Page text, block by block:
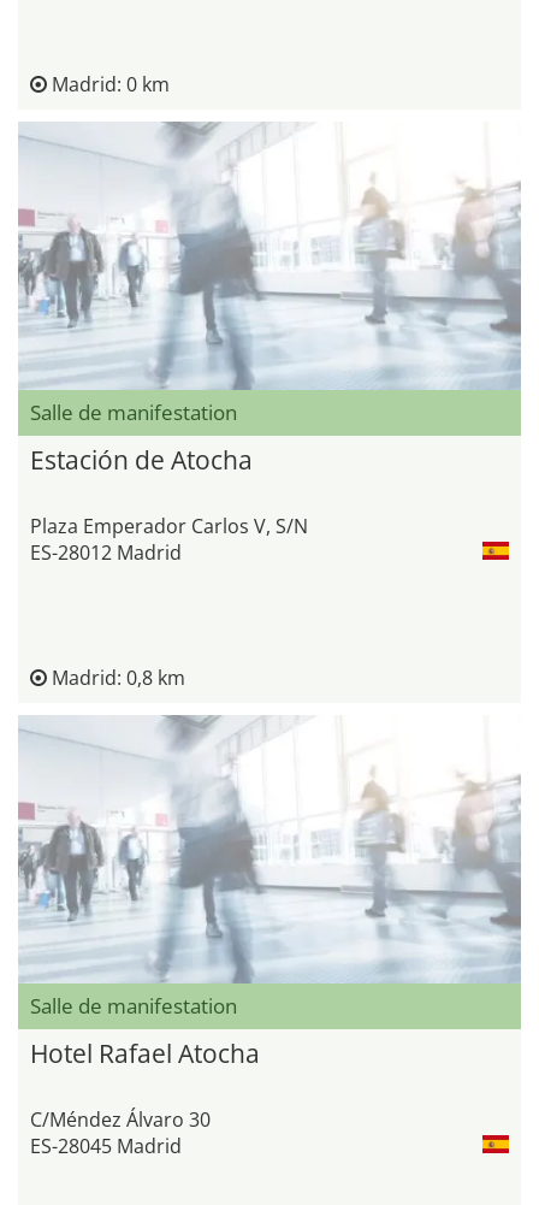
Madrid: 0 km
Salle de manifestation
Estación de Atocha
Plaza Emperador Carlos V, S/N
ES-28012 Madrid
Madrid: 0,8 km
Salle de manifestation
Hotel Rafael Atocha
C/Méndez Álvaro 30
ES-28045 Madrid